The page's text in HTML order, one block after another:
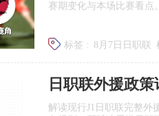
赛期变化与本场比赛看点。
标签 : 8月7日日职联
日职联前瞻 日职联
日职联外援政
解读现行J1日职联完整外